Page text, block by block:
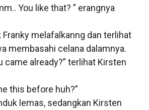
You like that? ” erangnya
Franky melafalkanng dan terlihat
membasahi celana dalamnya.
came already?” terlihat Kirsten
this before huh?”
lemas, sedangkan Kirsten